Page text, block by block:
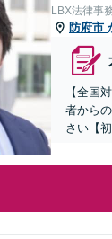
LBX法律事
防府市
【全国
者から
さい【初